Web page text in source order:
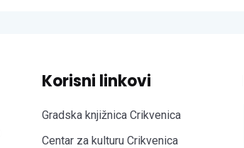
Korisni linkovi
Gradska knjižnica Crikvenica
Centar za kulturu Crikvenica